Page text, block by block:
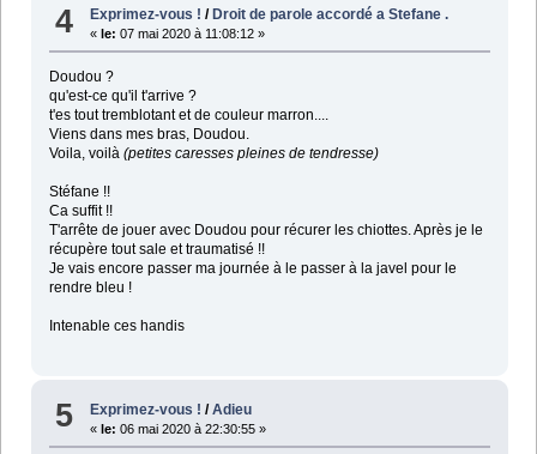
4 Exprimez-vous ! / Droit de parole accordé a Stefane .
« le: 07 mai 2020 à 11:08:12 »
Doudou ?
qu'est-ce qu'il t'arrive ?
t'es tout tremblotant et de couleur marron....
Viens dans mes bras, Doudou.
Voila, voilà (petites caresses pleines de tendresse)
Stéfane !!
Ca suffit !!
T'arrête de jouer avec Doudou pour récurer les chiottes. Après je le
récupère tout sale et traumatisé !!
Je vais encore passer ma journée à le passer à la javel pour le
rendre bleu !
Intenable ces handis
5 Exprimez-vous ! /Adieu
«le: 06 mai 2020 à 22:30:55 »